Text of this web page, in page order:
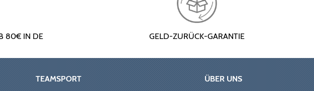
80€ IN DE GELD-ZURÜCK-GARANTIE
TEAMSPORT
ÜBER UNS